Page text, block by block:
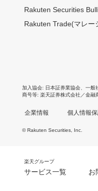
Rakuten Securities
Rakuten Trade(マレー
加入協会 日本証券業協会 一般
商号等 楽天証券株式会社／金融
企業情報 個人情報
© Rakuten Securities, Inc.
楽天グループ
サービス一覧 お